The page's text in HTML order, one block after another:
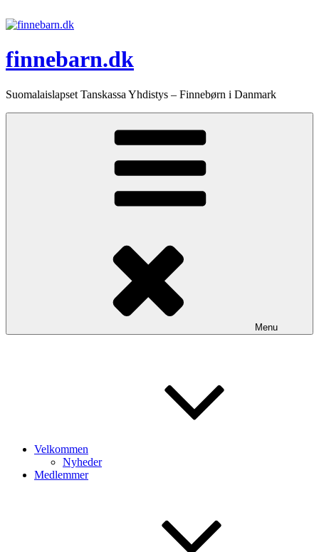
til
finnebarn.dk
Suomalaislapset Tanskassa Yhdistys – Finnebørn i Danmark
Menu
Velkommen
Nyheder
Medlemmer